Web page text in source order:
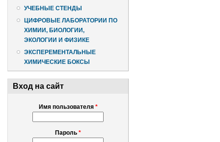
УЧЕБНЫЕ СТЕНДЫ
ЦИФРОВЫЕ ЛАБОРАТОРИИ ПО
ХИМИИ, БИОЛОГИИ,
ЭКОЛОГИИ И ФИЗИКЕ
ЭКСПЕРЕМЕНТАЛЬНЫЕ
ХИМИЧЕСКИЕ БОКСЫ
Вход на сайт
Имя пользователя *
Пароль *